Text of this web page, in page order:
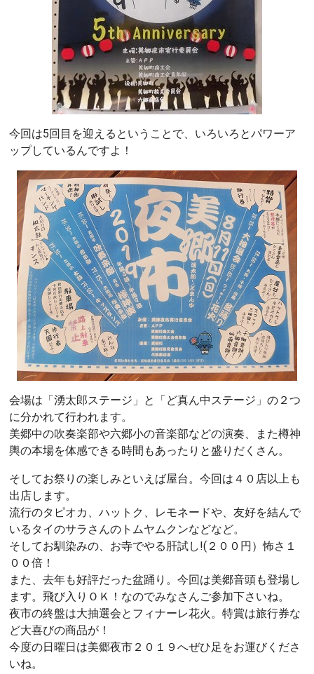
今回は5回目を迎えるということで、いろいろとパワーア
ップしているんですよ！
会場は「湧太郎ステージ」と「ど真ん中ステージ」の２つ
に分かれて行われます。
美郷中の吹奏楽部や六郷小の音楽部などの演奏、また樽神
輿の本場を体感できる時間もあったりと盛りだくさん。
そしてお祭りの楽しみといえば屋台。今回は４０店以上も
出店します。
流行のタピオカ、ハットク、レモネードや、友好を結んで
いるタイのサラさんのトムヤムクンなどなど。
そしてお馴染みの、お寺でやる肝試し!(２００円）怖さ１
００倍！
また、去年も好評だった盆踊り。今回は美郷音頭も登場し
ます。飛び入りＯＫ！なのでみなさんご参加下さいね。
夜市の終盤は大抽選会とフィナーレ花火。特賞は旅行券な
ど大喜びの商品が！
今度の日曜日は美郷夜市２０１９へぜひ足をお運びくださ
いね。